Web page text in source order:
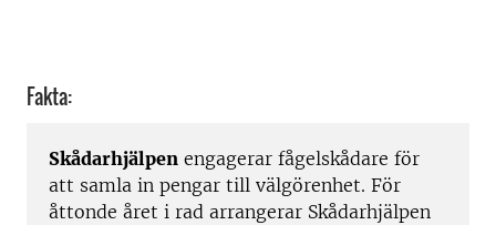
Fakta:
Skådarhjälpen engagerar fågelskådare för
att samla in pengar till välgörenhet. För
åttonde året i rad arrangerar Skådarhjälpen